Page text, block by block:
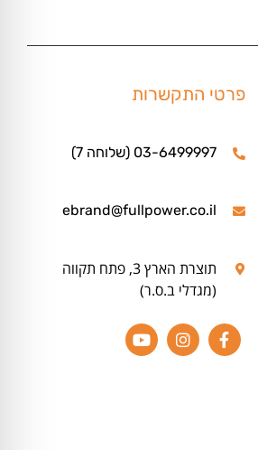
פרטי התקשרות
03-6499997 (שלוחה 7)
ebrand@fullpower.co.il
תוצרת הארץ 3, פתח תקווה
(מגדלי ב.ס.ר)